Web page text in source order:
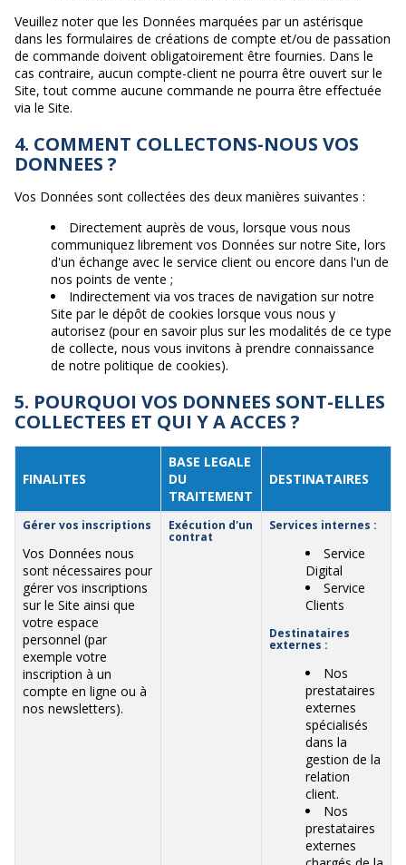
Veuillez noter que les Données marquées par un astérisque
dans les formulaires de créations de compte et/ou de passation
de commande doivent obligatoirement être fournies. Dans le
cas contraire, aucun compte-client ne pourra être ouvert sur le
Site, tout comme aucune commande ne pourra être effectuée
via le Site.
4. COMMENT COLLECTONS-NOUS VOS
DONNEES ?
Vos Données sont collectées des deux manières suivantes :
Directement auprès de vous, lorsque vous nous
communiquez librement vos Données sur notre Site, lors
d'un échange avec le service client ou encore dans l'un de
nos points de vente ;
Indirectement via vos traces de navigation sur notre
Site par le dépôt de cookies lorsque vous nous y
autorisez (pour en savoir plus sur les modalités de ce type
de collecte, nous vous invitons à prendre connaissance
de notre politique de cookies).
5. POURQUOI VOS DONNEES SONT-ELLES
COLLECTEES ET QUI Y A ACCES ?
FINALITES
BASE LEGALE
DU
TRAITEMENT
DESTINATAIRES
Gérer vos inscriptions
Vos Données nous
sont nécessaires pour
gérer vos inscriptions
sur le Site ainsi que
votre espace
personnel (par
exemple votre
inscription à un
compte en ligne ou à
nos newsletters).
Exécution d'un
contrat
Services internes :
Service
Digital
Service
Clients
Destinataires
externes :
Nos
prestataires
externes
spécialisés
dans la
gestion de la
relation
client.
Nos
prestataires
externes